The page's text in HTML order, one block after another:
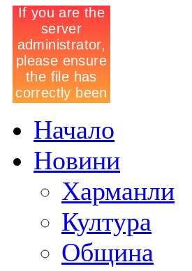
Начало
Новини
Харманли
Култура
Община